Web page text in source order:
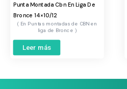
Punta Montada Cbn En Liga De
Bronce 14×10/12
Puntas montadas de CBN en
liga de Bronce
Leer más